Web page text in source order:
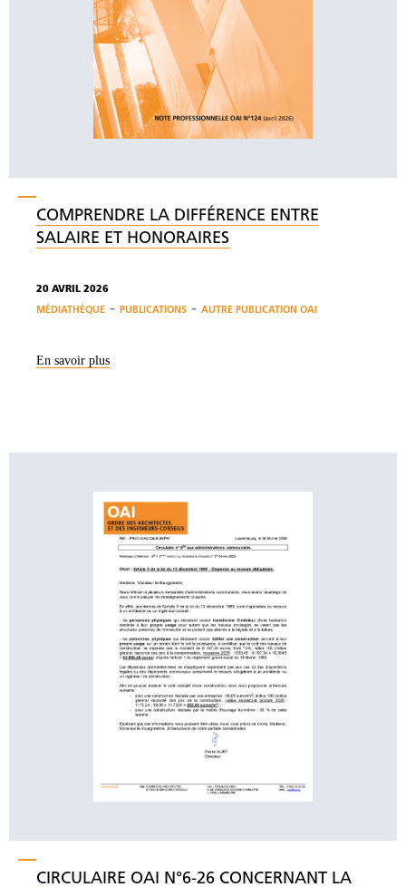
COMPRENDRE LA DIFFÉRENCE ENTRE
SALAIRE ET HONORAIRES
20 AVRIL 2026
MÉDIATHÈQUE - PUBLICATIONS - AUTRE PUBLICATION OAI
En savoir plus
CIRCULAIRE OAI N°6-26 CONCERNANT LA